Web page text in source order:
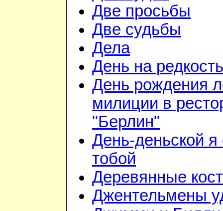
Две просьбы
Две судьбы
Дела
День на редкость
День рождения
милиции в
"Берлин"
День-деньской я
тобой
Деревянные
Джентельмены